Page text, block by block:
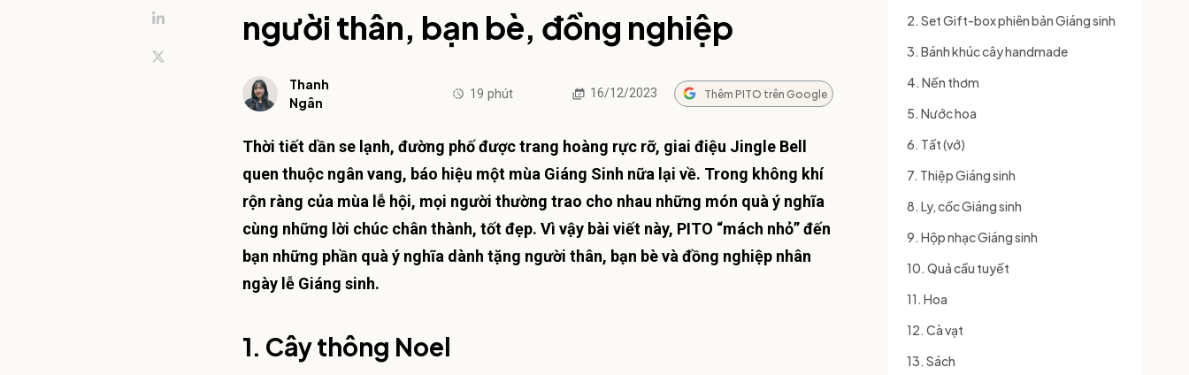
người thân, bạn bè, đồng nghiệp
Thanh
Ngân
19 phút 16/12/2023 Thêm PITO trên Google
Thời tiết dần se lạnh, đường phố được trang hoàng rực rỡ, giai điệu Jingle Bell
quen thuộc ngân vang, báo hiệu một mùa Giáng Sinh nữa lại về. Trong không khí
rộn ràng của mùa lễ hội, mọi người thường trao cho nhau những món quà ý nghĩa
cùng những lời chúc chân thành, tốt đẹp. Vì vậy bài viết này, PITO “mách nhỏ” đến
bạn những phần quà ý nghĩa dành tặng người thân, bạn bè và đồng nghiệp nhân
ngày lễ Giáng sinh.
1. Cây thông Noel
2. Set Gift-box phiên bản Giáng sinh
3. Bánh khúc cây handmade
4. Nến thơm
5. Nước hoa
6. Tất (vớ)
7. Thiệp Giáng sinh
8. Ly, cốc Giáng sinh
9. Hộp nhạc Giáng sinh
10. Quả cầu tuyết
11. Hoa
12. Cà vạt
13. Sách